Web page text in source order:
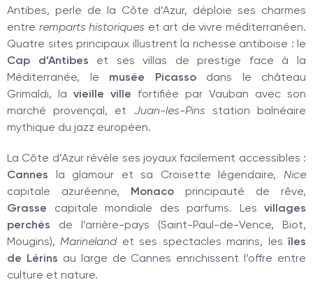
Antibes, perle de la Côte d’Azur, déploie ses charmes
entre remparts historiques et art de vivre méditerranéen.
Quatre sites principaux illustrent la richesse antiboise : le
Cap d’Antibes et ses villas de prestige face à la
Méditerranée, le musée Picassodans le château
Grimaldi, la vieille ville fortifiée par Vauban avec son
marché provençal, et Juan-les-Pins station balnéaire
mythique du jazz européen.
La Côte d’Azur révèle ses joyaux facilement accessibles :
Cannes la glamour et sa Croisette légendaire, Nice
capitale azuréenne, Monaco principauté de rêve,
Grasse capitale mondiale des parfums. Les villages
perchés de l’arrière-pays (Saint-Paul-de-Vence, Biot,
Mougins),Marinelandet ses spectacles marins, lesîles
de Lérins au large de Cannes enrichissent l’offre entre
culture et nature.